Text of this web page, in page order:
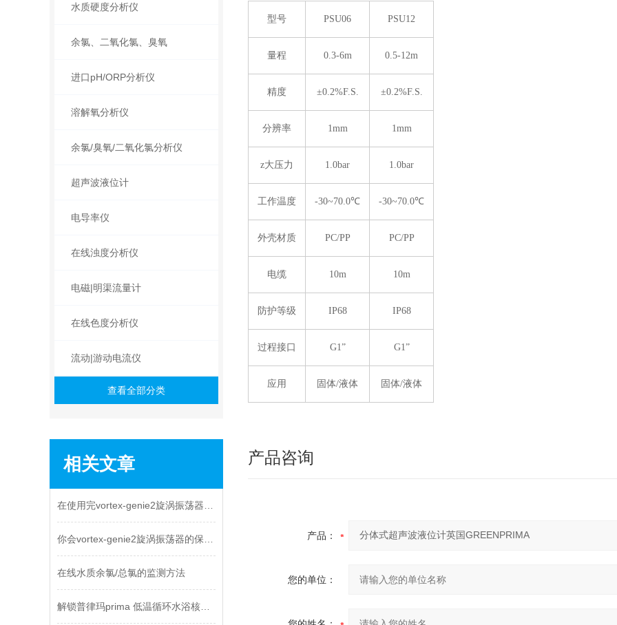
水质硬度分析仪
余氯、二氧化氯、臭氧
进口pH/ORP分析仪
溶解氧分析仪
余氯/臭氧/二氧化氯分析仪
超声波液位计
电导率仪
在线浊度分析仪
电磁|明渠流量计
在线色度分析仪
流动|游动电流仪
查看全部分类
相关文章
在线水质余氯/总氯的监测方法
型号 PSU06 PSU12
量程 0.3-6m 0.5-12m
精度 ±0.2%F.S. ±0.2%F.S.
分辨率 1mm 1mm
z大压力 1.0bar 1.0bar
工作温度 -30~70.0℃ -30~70.0℃
外壳材质 PC/PP PC/PP
电缆 10m 10m
防护等级 IP68 IP68
过程接口 G1” G1”
应用 固体/液体 固体/液体
产品咨询
产品：
您的单位：